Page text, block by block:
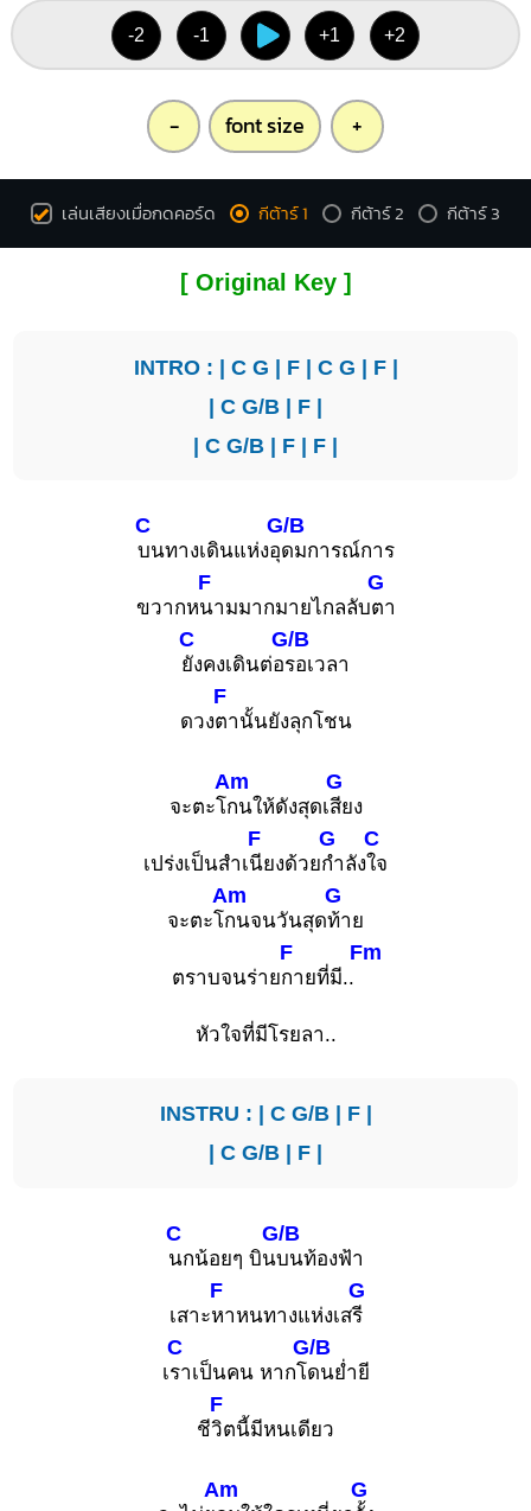
-2 -1 +1 +2
- font size +
เล่นเสียงเมื่อกดคอร์ด กีต้าร์ 1 กีต้าร์ 2 กีต้าร์ 3
[ Original Key ]
INTRO : | C G | F| C G | F|
| C G/B | F |
| C G/B | F | F |
C
บนทางเดินแห่งอุ
G/B
ดมการณ์การ
ขวากห
F
นามมากมายไกลลับ
G
ตา
C
ยังคงเดินต่อ
G/B
รอเวลา
ดวง
F
ตานั้นยังลุกโชน
จะตะโ
Am
กนให้ดังสุดเ
G
สียง
เปร่งเป็นสำเ
F
นียงด้วย
G
กำลัง
C
ใจ
จะตะโ
Am
กนจนวันสุด
G
ท้าย
ตราบจนร่าย
F
กายที่มี..
Fm
หัวใจที่มีโรยลา..
INSTRU : | C G/B| F|
| C G/B | F |
C
นกน้อยๆ บิน
G/B
บนท้องฟ้า
เสาะ
F
หาหนทางแห่งเส
G
รี
เ
C
ราเป็นคน หากโ
G/B
ดนย่ำยี
ชี
F
วิตนี้มีหนเดียว
Am G